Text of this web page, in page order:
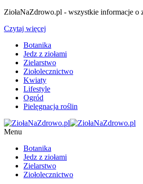
ZiołaNaZdrowo.pl - wszystkie informacje
Czytaj więcej
Botanika
Jedz z ziołami
Zielarstwo
Ziołolecznictwo
Kwiaty
Lifestyle
Ogród
Pielęgnacja roślin
Menu
Botanika
Jedz z ziołami
Zielarstwo
Ziołolecznictwo